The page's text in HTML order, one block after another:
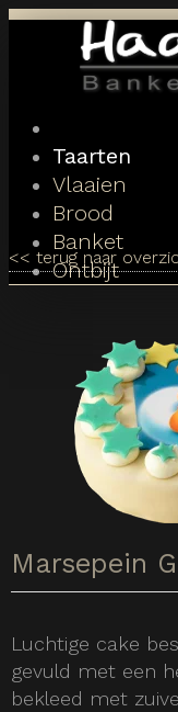
Toggle
navigation
Taarten
Vlaaien
Brood
Banket
Ontbijt
<< terug naar
Marsepein
Luchtige cake
gevuld met een
bekleed met